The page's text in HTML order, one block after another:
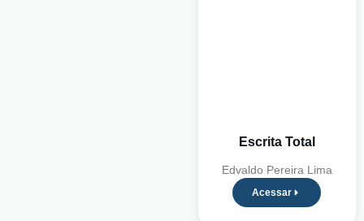
Escrita Total
Edvaldo Pereira Lima
Acessar